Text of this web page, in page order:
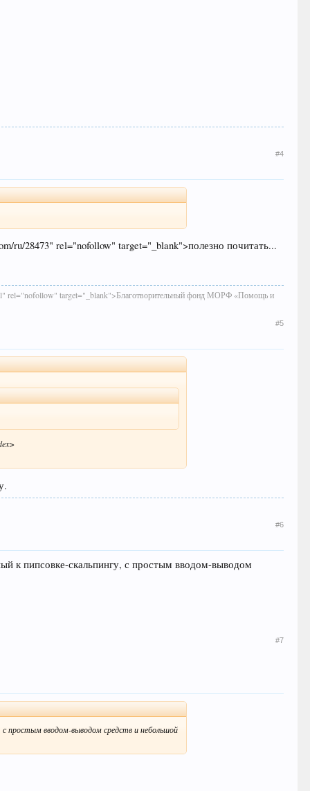
#4
ru/28473" rel="nofollow" target="_blank">полезно почитать...
rel="nofollow" target="_blank">Благотворительный фонд МОРФ «Помощь и
#5
#6
к пипсовке-скальпингу, с простым вводом-выводом
#7
простым вводом-выводом средств и небольшой